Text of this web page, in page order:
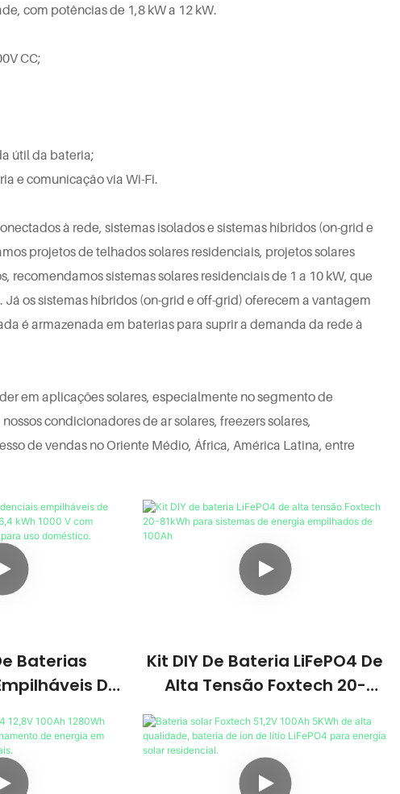
com potências de 1,8 kW a 12 kW.
CC;
útil da bateria;
e comunicação via Wi-Fi.
à rede, sistemas isolados e sistemas híbridos (on-grid e
projetos de telhados solares residenciais, projetos solares
recomendamos sistemas solares residenciais de 1 a 10 kW, que
os sistemas híbridos (on-grid e off-grid) oferecem a vantagem
é armazenada em baterias para suprir a demanda da rede à
em aplicações solares, especialmente no segmento de
condicionadores de ar solares, freezers solares,
de vendas no Oriente Médio, África, América Latina, entre
Baterias
​​de
64-166,4
Bateria
A Para Uso
Kit DIY De Bateria LiFePO4 De
Alta Tensão Foxtech 20-
Energia Empilhados De 100Ah